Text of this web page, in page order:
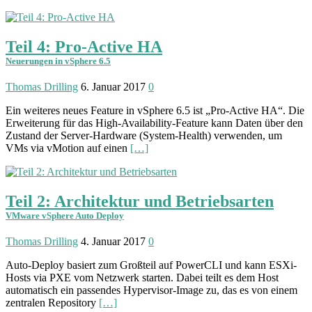
Teil 4: Pro-Active HA
Neuerungen in vSphere 6.5
Thomas Drilling 6. Januar 2017 0
Ein weiteres neues Feature in vSphere 6.5 ist „Pro-Active HA“. Die
Erweiterung für das High-Availability-Feature kann Daten über den
Zustand der Server-Hardware (System-Health) verwenden, um
VMs via vMotion auf einen […]
Teil 2: Architektur und Betriebsarten
VMware vSphere Auto Deploy
Thomas Drilling 4. Januar 2017 0
Auto-Deploy basiert zum Groß­teil auf PowerCLI und kann ESXi-
Hosts via PXE vom Netz­werk starten. Dabei teilt es dem Host
automatisch ein pas­sendes Hyper­visor-Image zu, das es von einem
zen­tralen Reposi­tory […]